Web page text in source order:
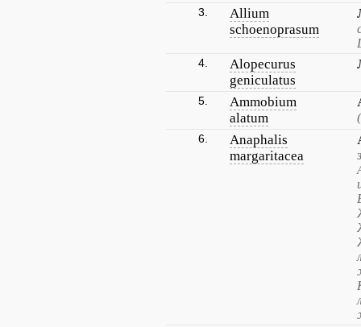
3.
Allium
schoenoprasum
4.
Alopecurus
geniculatus
5.
Ammobium
alatum
6.
Anaphalis
margaritacea